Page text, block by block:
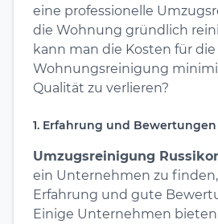
eine professionelle
die Wohnung gründlich
kann man die Kosten für die
Wohnungsreinigung
Qualität zu verlieren?
1. Erfahrung und Bewertungen
Umzugsreinigung
ein Unternehmen zu
Erfahrung und gute
Einige Unternehmen bieten